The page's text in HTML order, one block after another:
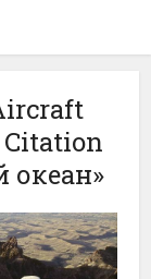
Citation
океан»